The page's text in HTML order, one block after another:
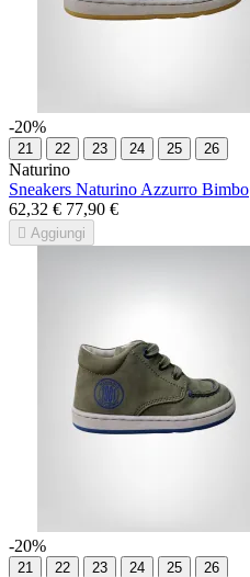
-20%
21 22 23 24 25 26
Naturino
Sneakers Naturino Azzurro Bimbo
62,32 € 77,90 €
 Aggiungi
-20%
21 22 23 24 25 26